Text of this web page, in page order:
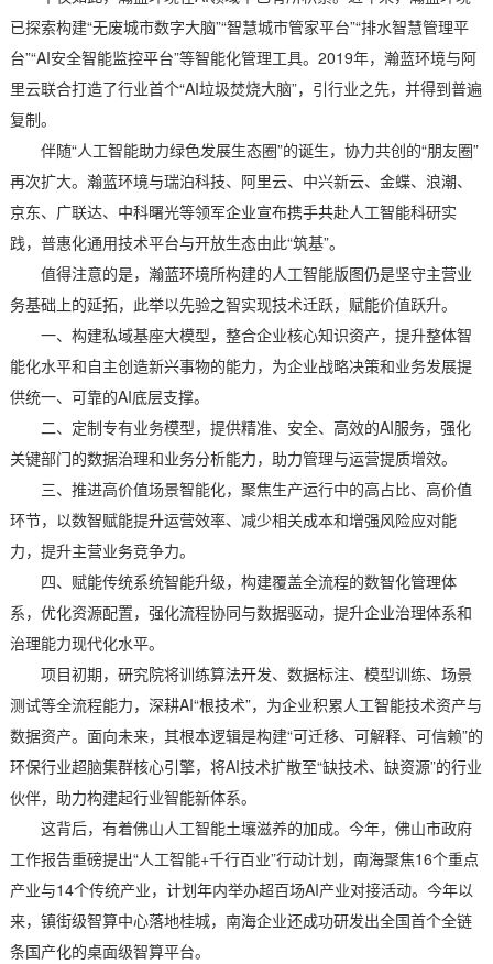
已探索构建“无废城市数字大脑”“智慧城市管家平台”“排水智慧管理平
台”“AI安全智能监控平台”等智能化管理工具。2019年，瀚蓝环境与阿
里云联合打造了行业首个“AI垃圾焚烧大脑”，引行业之先，并得到普遍
复制。
伴随“人工智能助力绿色发展生态圈”的诞生，协力共创的“朋友圈”
再次扩大。瀚蓝环境与瑞泊科技、阿里云、中兴新云、金蝶、浪潮、
京东、广联达、中科曙光等领军企业宣布携手共赴人工智能科研实
践，普惠化通用技术平台与开放生态由此“筑基”。
值得注意的是，瀚蓝环境所构建的人工智能版图仍是坚守主营业
务基础上的延拓，此举以先验之智实现技术迁跃，赋能价值跃升。
一、构建私域基座大模型，整合企业核心知识资产，提升整体智
能化水平和自主创造新兴事物的能力，为企业战略决策和业务发展提
供统一、可靠的AI底层支撑。
二、定制专有业务模型，提供精准、安全、高效的AI服务，强化
关键部门的数据治理和业务分析能力，助力管理与运营提质增效。
三、推进高价值场景智能化，聚焦生产运行中的高占比、高价值
环节，以数智赋能提升运营效率、减少相关成本和增强风险应对能
力，提升主营业务竞争力。
四、赋能传统系统智能升级，构建覆盖全流程的数智化管理体
系，优化资源配置，强化流程协同与数据驱动，提升企业治理体系和
治理能力现代化水平。
项目初期，研究院将训练算法开发、数据标注、模型训练、场景
测试等全流程能力，深耕AI“根技术”，为企业积累人工智能技术资产与
数据资产。面向未来，其根本逻辑是构建“可迁移、可解释、可信赖”的
环保行业超脑集群核心引擎，将AI技术扩散至“缺技术、缺资源”的行业
伙伴，助力构建起行业智能新体系。
这背后，有着佛山人工智能土壤滋养的加成。今年，佛山市政府
工作报告重磅提出“人工智能+千行百业”行动计划，南海聚焦16个重点
产业与14个传统产业，计划年内举办超百场AI产业对接活动。今年以
来，镇街级智算中心落地桂城，南海企业还成功研发出全国首个全链
条国产化的桌面级智算平台。